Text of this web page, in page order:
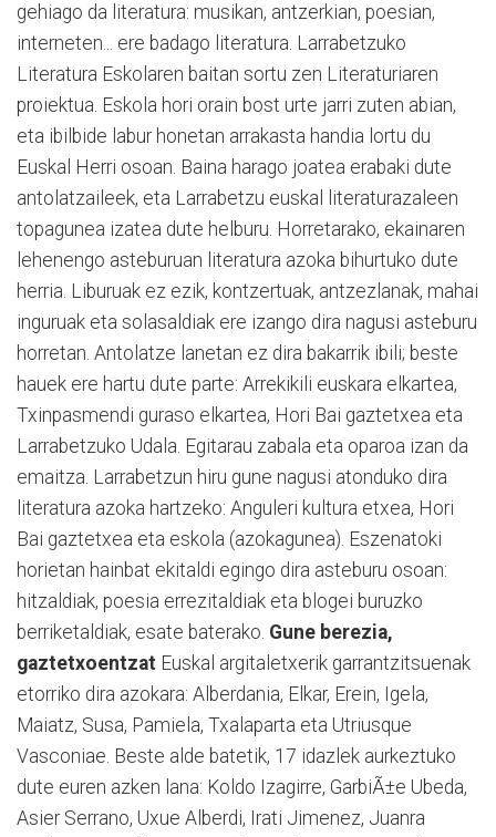
gehiago da literatura: musikan, antzerkian, poesian,
interneten... ere badago literatura. Larrabetzuko
Literatura Eskolaren baitan sortu zen Literaturiaren
proiektua. Eskola hori orain bost urte jarri zuten abian,
eta ibilbide labur honetan arrakasta handia lortu du
Euskal Herri osoan. Baina harago joatea erabaki dute
antolatzaileek, eta Larrabetzu euskal literaturazaleen
topagunea izatea dute helburu. Horretarako, ekainaren
lehenengo asteburuan literatura azoka bihurtuko dute
herria. Liburuak ez ezik, kontzertuak, antzezlanak, mahai
inguruak eta solasaldiak ere izango dira nagusi asteburu
horretan. Antolatze lanetan ez dira bakarrik ibili; beste
hauek ere hartu dute parte: Arrekikili euskara elkartea,
Txinpasmendi guraso elkartea, Hori Bai gaztetxea eta
Larrabetzuko Udala. Egitarau zabala eta oparoa izan da
emaitza. Larrabetzun hiru gune nagusi atonduko dira
literatura azoka hartzeko: Anguleri kultura etxea, Hori
Bai gaztetxea eta eskola (azokagunea). Eszenatoki
horietan hainbat ekitaldi egingo dira asteburu osoan:
hitzaldiak, poesia errezitaldiak eta blogei buruzko
berriketaldiak, esate baterako. Gune berezia,
gaztetxoentzat Euskal argitaletxerik garrantzitsuenak
etorriko dira azokara: Alberdania, Elkar, Erein, Igela,
Maiatz, Susa, Pamiela, Txalaparta eta Utriusque
Vasconiae. Beste alde batetik, 17 idazlek aurkeztuko
dute euren azken lana: Koldo Izagirre, GarbiÃ±e Ubeda,
Asier Serrano, Uxue Alberdi, Irati Jimenez, Juanra